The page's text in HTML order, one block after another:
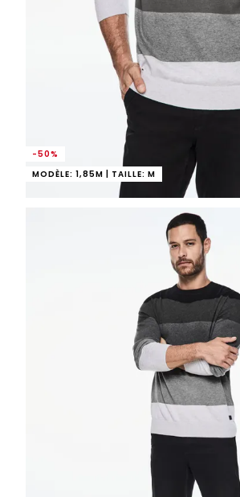
-50%
MODÈLE: 1,85M | TAILLE: M